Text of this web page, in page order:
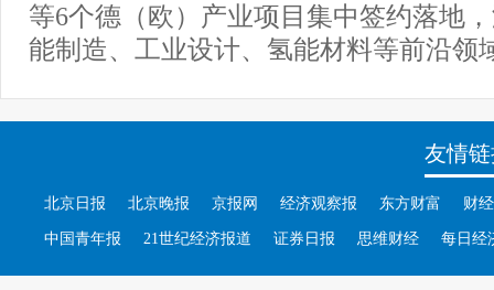
等6个德（欧）产业项目集中签约落地
能制造、工业设计、氢能材料等前沿领
友情
北京日报 北京晚报 京报网 经济观察报 东方财富 财
中国青年报 21世纪经济报道 证券日报 思维财经 每日经